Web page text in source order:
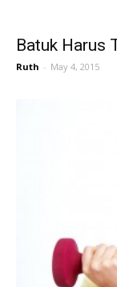
Batuk Harus
Ruth - May 4, 2015